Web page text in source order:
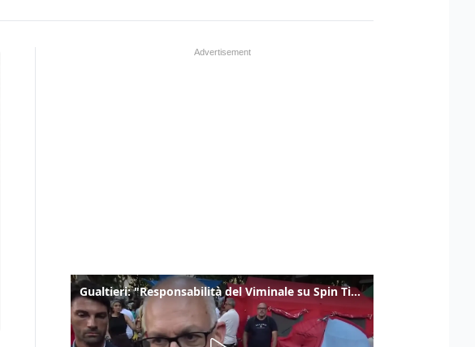
Gualtieri: "Responsabilità del Viminale su Spin Time? La posizione dei partiti è nota"